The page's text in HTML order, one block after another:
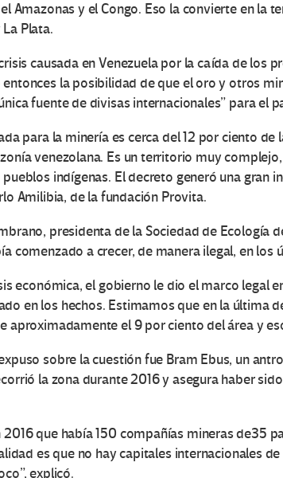
Amazonas y el Congo. Eso la convierte en la
Plata.
causada en Venezuela por la caída de los
entonces la posibilidad de que el oro y otros
fuente de divisas internacionales” para el
para la minería es cerca del 12 por ciento
venezolana. Es un territorio muy
indígenas. El decreto generó una gran
Amilibia, de la fundación Provita.
presidenta de la Sociedad de Ecología
comenzado a crecer, de manera ilegal, en los
económica, el gobierno le dio el marco legal
en los hechos. Estimamos que en la última
aproximadamente el 9 por ciento del área y
sobre la cuestión fue Bram Ebus, un
la zona durante 2016 y asegura haber
2016 que había 150 compañías mineras de35
es que no hay capitales internacionales
explicó.